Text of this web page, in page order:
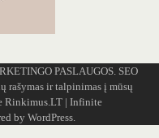
PASLAUGOS. SEO
rašymas ir talpinimas į mūsų
Rinkimus.LT| Infinite
by WordPress.